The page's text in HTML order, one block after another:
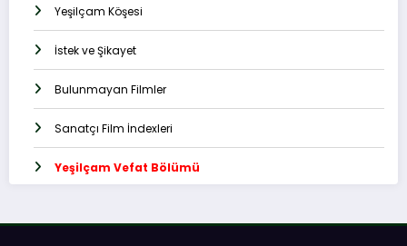
Yeşilçam Köşesi
İstek ve Şikayet
Bulunmayan Filmler
Sanatçı Film İndexleri
Yeşilçam Vefat Bölümü